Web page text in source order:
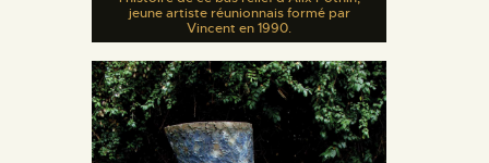
jeune artiste réunionnais formé par
Vincent en 1990.